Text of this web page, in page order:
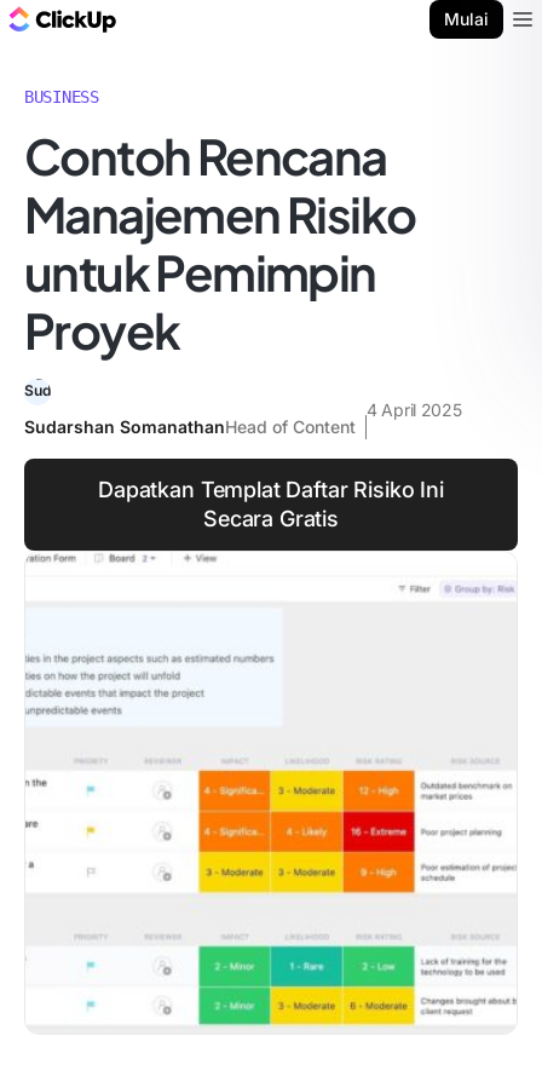
Mulai
BUSINESS
Contoh Rencana
Manajemen Risiko
untuk Pemimpin
Proyek
Sudarshan SomanathanHead of Content
4 April 2025
Dapatkan Templat Daftar Risiko Ini
Secara Gratis